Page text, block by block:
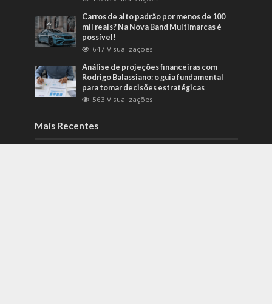
Carros de alto padrão por menos de 100
mil reais? Na Nova Band Multimarcas é
possível!
647 Visualizações
Análise de projeções financeiras com
Rodrigo Balassiano: o guia fundamental
para tomar decisões estratégicas
563 Visualizações
Mais Recentes